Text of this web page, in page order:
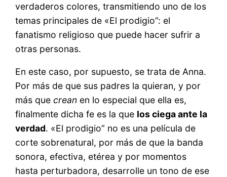
verdaderos colores, transmitiendo uno de los
temas principales de «El prodigio”: el
fanatismo religioso que puede hacer sufrir a
otras personas.
En este caso, por supuesto, se trata de Anna.
Por más de que sus padres la quieran, y por
más quecrean en lo especial que ella es,
finalmente dicha fe es la que los ciega ante la
verdad. «El prodigio” no es una película de
corte sobrenatural, por más de que la banda
sonora, efectiva, etérea y por momentos
hasta perturbadora, desarrolle un tono de ese